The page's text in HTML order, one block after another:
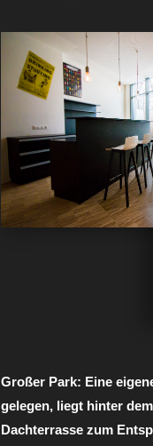
Großer Park: Eine
gelegen, liegt hinter
Dachterrasse zum